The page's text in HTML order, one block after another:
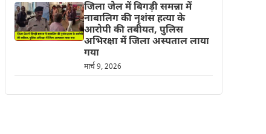
जिला जेल में बिगड़ी समन्ना में
नाबालिग की नृशंस हत्या के
आरोपी की तबीयत, पुलिस
अभिरक्षा में जिला अस्पताल लाया
गया
मार्च 9, 2026